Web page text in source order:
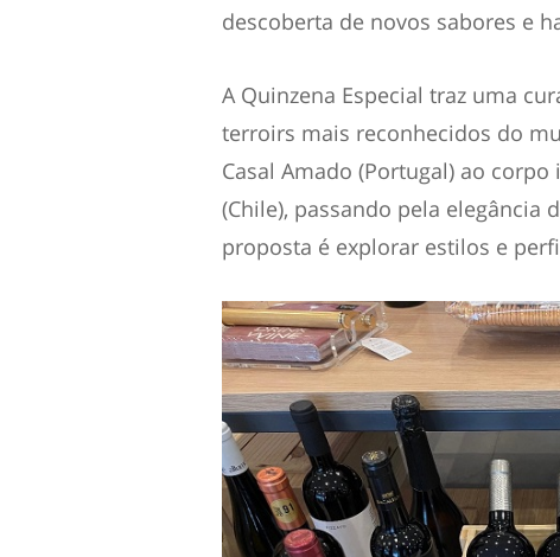
descoberta de novos sabores e
A Quinzena Especial traz uma
terroirs mais reconhecidos do
Casal Amado (Portugal) ao
(Chile), passando pela elegância
proposta é explorar estilos e